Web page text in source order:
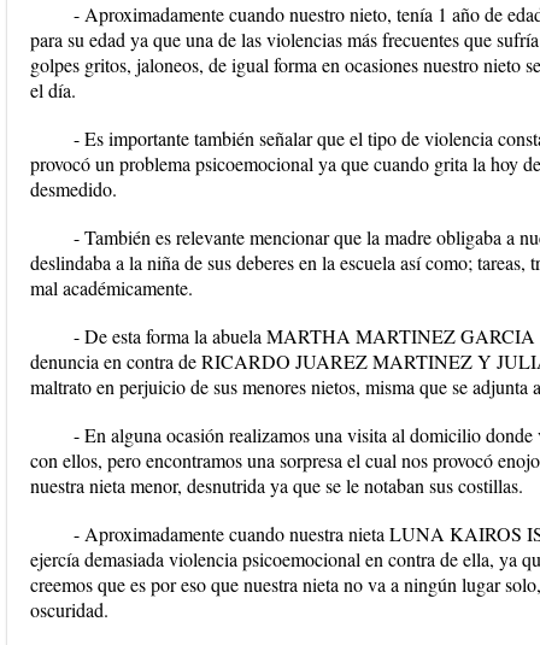
- Aproximadamente cuando nuestro nieto, tenía 1 año de
para su edad ya que una de las violencias más frecuentes que
golpes gritos, jaloneos, de igual forma en ocasiones nuestro nieto
el día.
- Es importante también señalar que el tipo de violencia
provocó un problema psicoemocional ya que cuando grita la hoy
desmedido.
- También es relevante mencionar que la madre obligaba a
deslindaba a la niña de sus deberes en la escuela así como;
mal académicamente.
- De esta forma la abuela MARTHA MARTINEZ GARCIA
denuncia en contra de RICARDO JUAREZ MARTINEZ Y
maltrato en perjuicio de sus menores nietos, misma que se
- En alguna ocasión realizamos una visita al domicilio
con ellos, pero encontramos una sorpresa el cual nos provocó
nuestra nieta menor, desnutrida ya que se le notaban sus costillas.
- Aproximadamente cuando nuestra nieta LUNA KAIROS
ejercía demasiada violencia psicoemocional en contra de ella, ya
creemos que es por eso que nuestra nieta no va a ningún lugar
oscuridad.